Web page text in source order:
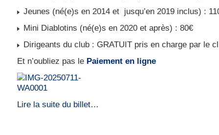
Jeunes (né(e)s en 2014 et jusqu’en 2019 inclus) :
Mini Diablotins (né(e)s en 2020 et après) : 80€
Dirigeants du club : GRATUIT pris en charge par le
Et n’oubliez pas le Paiement en ligne
Lire la suite du billet…